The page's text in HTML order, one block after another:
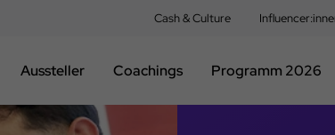
Cash & Culture
Aussteller Coachings Programm 2026